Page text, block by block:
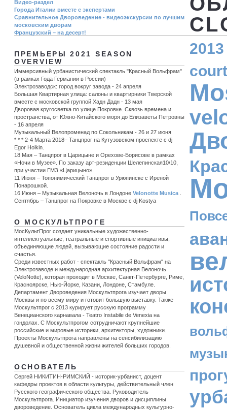
Видео-раздел
Города Италии вместе с экспертами
Сравнительное Двороведение - видеоэкскурсии по лучшим
московским дворам
Французский – на десерт!
ПРЕМЬЕРЫ 2021 SEASON
OVERVIEW
Иммерсивный урбанистический спектакль "Красный Вольфрам"
(в рамках Года Германии в России)
Электрозаводск: город вокруг завода - 24 апреля
Большая Квартирная улица: салоны и квартирники Тверской
вместе с московской группой Хадн Дадн - 13 мая
Дворовая кругосветка по улице Покровке. Сквозь времена и
пространства, от Южно-Китайского моря до Елизаветы Петровны
- 16 апреля
Музыкальный Велопроменад по Сокольникам - 26 и 27 июня
* * * 2-4 Марта 2018– Танцпрог на Кутузовском проспекте с dj
Egor Holkin.
18 Мая – Танцпрог в Царицыне и Орехове-Борисове в рамках
«Ночи в Музее». По заказу арт-резиденции Шелепинская10/10,
при участии ГМЗ «Царицыно».
11 Июня – Топонимический Танцпрог в Урюпинске c Иреной
Понарошкой.
16 Июня – Музыкальная Велоночь в Лондоне Velonotte Musica
Сентябрь – Танцпрог на Покровке в Москве с dj Kostya
О МОСКУЛЬТПРОГЕ
МосКультПрог создает уникальные художественно-
интеллектуальные, театральные и спортивные инициативы,
объединяющие людей, вызывающие состояние радости и
счастья.
Среди известных работ - спектакль "Красный Вольфрам" на
Электрозаводе и международная архитектурная Велоночь
(VeloNotte), которая проходит в Москве, Санкт-Петербурге, Риме,
Красноярске, Нью-Йорке, Казани, Лондоне, Стамбуле.
Департамент Двороведения Москультпрога изучает дворы
Москвы и по всему миру и готовит большую выставку. Также
Москультпрог с 2013 курирует русскую программу
Венецианского карнавала - Teatro Instabile de Venexia на
гондолах. С Москультпрогом сотрудничают крупнейшие
российские и мировые историки, архитекторы, художники.
Проекты Москультпрога направлены на сенсибилизацию
душевной и общественной жизни жителей больших городов.
ОСНОВАТЕЛЬ
Сергей НИКИТИН-РИМСКИЙ - историк-урбанист, доцент
кафедры проектов в области культуры, действительный член
Русского географического общества. Руководитель
Москультпрога. Инициатор изучения дворов и дисциплины
двороведение. Основатель цикла международных культурно-
2013